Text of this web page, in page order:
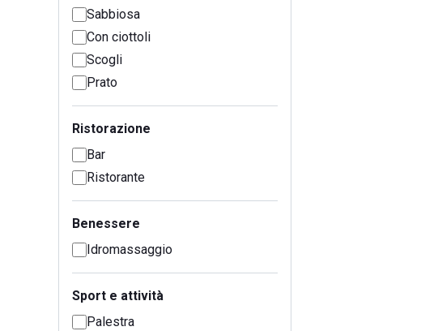
Sabbiosa
Con ciottoli
Scogli
Prato
Ristorazione
Bar
Ristorante
Benessere
Idromassaggio
Sport e attività
Palestra